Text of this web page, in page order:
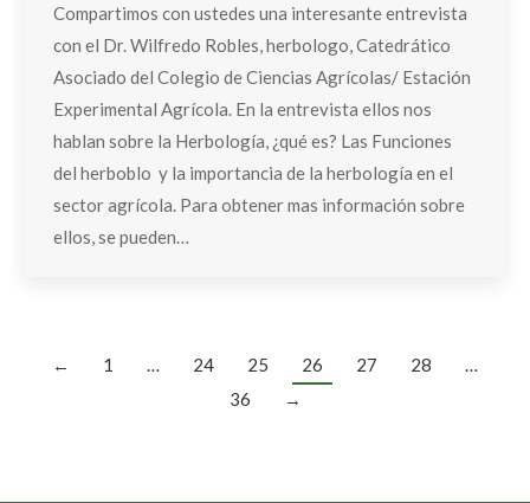
Compartimos con ustedes una interesante entrevista
con el Dr. Wilfredo Robles, herbologo, Catedrático
Asociado del Colegio de Ciencias Agrícolas/ Estación
Experimental Agrícola. En la entrevista ellos nos
hablan sobre la Herbología, ¿qué es? Las Funciones
del herboblo y la importancia de la herbología en el
sector agrícola. Para obtener mas información sobre
ellos, se pueden…
← 1 … 24 25 26 27 28
…
36
→